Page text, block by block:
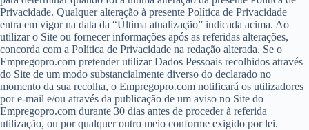
Privacidade. Qualquer alteração à presente Política de Privacidade
entra em vigor na data da “Última atualização” indicada acima. Ao
utilizar o Site ou fornecer informações após as referidas alterações,
concorda com a Política de Privacidade na redação alterada. Se o
Empregopro.com pretender utilizar Dados Pessoais recolhidos através
do Site de um modo substancialmente diverso do declarado no
momento da sua recolha, o Empregopro.com notificará os utilizadores
por e-mail e/ou através da publicação de um aviso no Site do
Empregopro.com durante 30 dias antes de proceder à referida
utilização, ou por qualquer outro meio conforme exigido por lei.